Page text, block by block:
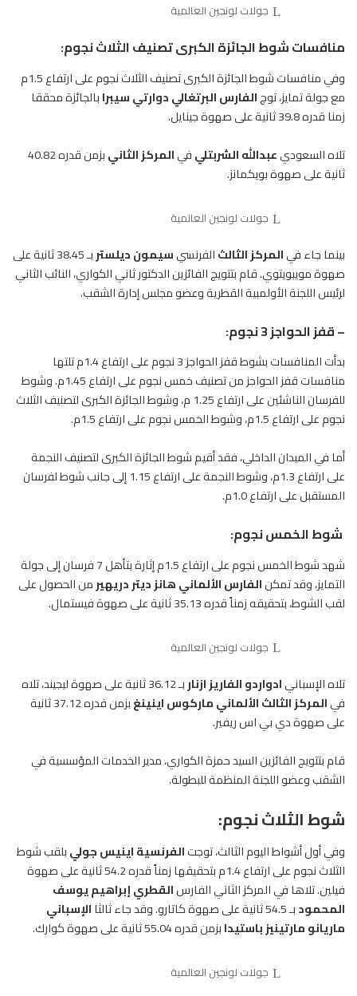
جولات لونجين العالمية
منافسات شوط الجائزة الكبرى تصنيف الثلاث نجوم:
وفي منافسات شوط الجائزة الكبرى تصنيف الثلاث نجوم على ارتفاع 1.5م
مع جولة تمايز، توجالفارس البرتغالي دوارتيسيبرابالجائزة محققا
زمنا قدره 39.8 ثانية على صهوة جينايل.
تلاه السعوديعبدالله الشربتليفيالمركز الثاني
بزمن قدره 40.82
ثانية على صهوة بويكمانز.
جولات لونجين العالمية
بينما جاء فيالمركز الثالثالفرنسيسيمون ديلستر
بـ 38.45 ثانية على
صهوة مويبويتوي. قام بتتويج الفائزين الدكتور ثاني الكواري، النائب الثاني
لرئيس اللجنة الأولمبية القطرية وعضو مجلس إدارة الشقب.
– قفز الحواجز 3 نجوم:
بدأت المنافسات بشوط قفز الحواجز 3 نجوم على ارتفاع 1.4م تلتها
منافساتقفز الحواجز من تصنيف خمس نجوم على ارتفاع 1.45م. وشوط
للفرسان
الناشئين على ارتفاع 1.25 م، وشوط الجائزة الكبرى لتصنيف الثلاث
نجوم على ارتفاع 1.5م، وشوط الخمس نجوم على ارتفاع 1.5م.
أما في الميدان الداخلي، فقد أقيم شوط الجائزة الكبرى لتصنيف النجمة
على ارتفاع 1.3م، وشوط النجمة على ارتفاع 1.15 إلى جانب شوط لفرسان
المستقبل على ارتفاع 1.0م.
شوط الخمس نجوم:
شهد شوط الخمس نجوم على ارتفاع 1.5م إثارة بتأهل 7 فرسان إلى جولة
التمايز، وقد تمكنالفارس الألماني هانز ديتردريهيرمن الحصول على
لقب الشوط، بتحقيقه زمناً قدره 35.13 ثانية على صهوة فيستمال.
جولات لونجين العالمية
تلاه الإسبانيادواردو الفاريز ازنار
بـ 36.12 ثانية على صهوة ليجيند، تلاه
فيالمركز الثالث الألماني ماركوس اينينغ
بزمن قدره 37.12 ثانية
على صهوة دي بي اس ريفير.
قام بتتويج الفائزين السيد حمزة الكواري، مدير الخدمات المؤسسية في
الشقب وعضو اللجنة المنظمة للبطولة.
شوط الثلاث نجوم:
وفي أول أشواط اليوم الثالث، توجتالفرنسية اينيس جوليبلقب شوط
الثلاث نجوم على ارتفاع 1.4م بتحقيقها زمناً قدره 54.2 ثانية على صهوة
فيلين. تلاها في المركز الثاني الفارسالقطري إبراهيم يوسف
المحمودبـ 54.5 ثانية على صهوة كاتارو. وقد جاء ثالثا
الإسباني
ماريانو مارتينيز باستيدابزمن قدره 55.04 ثانية على صهوة كوارك.
جولات لونجين العالمية